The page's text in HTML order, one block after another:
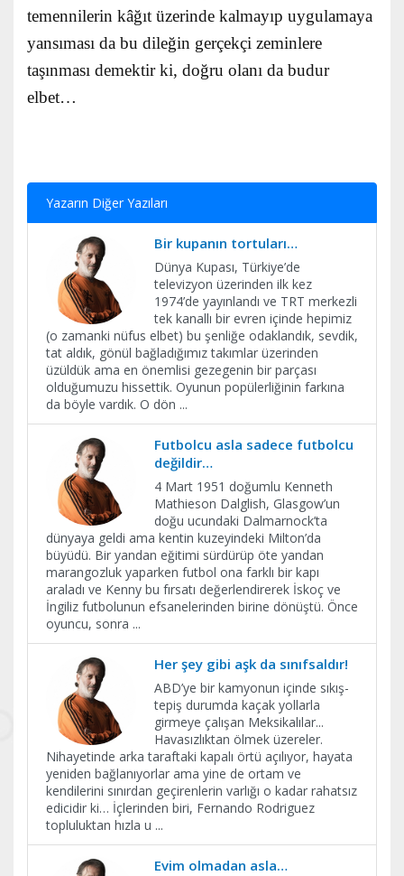
temennilerin kâğıt üzerinde kalmayıp uygulamaya
yansıması da bu dileğin gerçekçi zeminlere
taşınması demektir ki, doğru olanı da budur
elbet…
Yazarın Diğer Yazıları
Bir kupanın tortuları…
Dünya Kupası, Türkiye’de
televizyon üzerinden ilk kez
1974’de yayınlandı ve TRT merkezli
tek kanallı bir evren içinde hepimiz
(o zamanki nüfus elbet) bu şenliğe odaklandık, sevdik,
tat aldık, gönül bağladığımız takımlar üzerinden
üzüldük ama en önemlisi gezegenin bir parçası
olduğumuzu hissettik. Oyunun popülerliğinin farkına
da böyle vardık. O dön ...
Futbolcu asla sadece futbolcu
değildir…
4 Mart 1951 doğumlu Kenneth
Mathieson Dalglish, Glasgow’un
doğu ucundaki Dalmarnock’ta
dünyaya geldi ama kentin kuzeyindeki Milton’da
büyüdü. Bir yandan eğitimi sürdürüp öte yandan
marangozluk yaparken futbol ona farklı bir kapı
araladı ve Kenny bu fırsatı değerlendirerek İskoç ve
İngiliz futbolunun efsanelerinden birine dönüştü. Önce
oyuncu, sonra ...
Her şey gibi aşk da sınıfsaldır!
ABD’ye bir kamyonun içinde sıkış-
tepiş durumda kaçak yollarla
girmeye çalışan Meksikalılar...
Havasızlıktan ölmek üzereler.
Nihayetinde arka taraftaki kapalı örtü açılıyor, hayata
yeniden bağlanıyorlar ama yine de ortam ve
kendilerini sınırdan geçirenlerin varlığı o kadar rahatsız
edicidir ki… İçlerinden biri, Fernando Rodriguez
topluluktan hızla u ...
Evim olmadan asla…